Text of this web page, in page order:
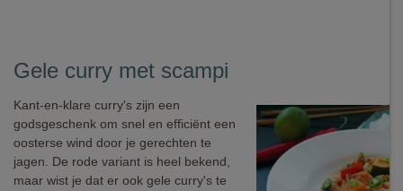
Gele curry met scampi
Kant-en-klare curry's zijn een
godsgeschenk om snel en efficiënt een
oosterse wind door je gerechten te
jagen. De rode variant is heel bekend,
maar wist je dat er ook gele curry's te